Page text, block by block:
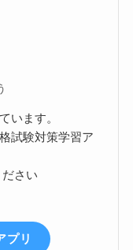
います。
試験対策学習ア
さい
プリ